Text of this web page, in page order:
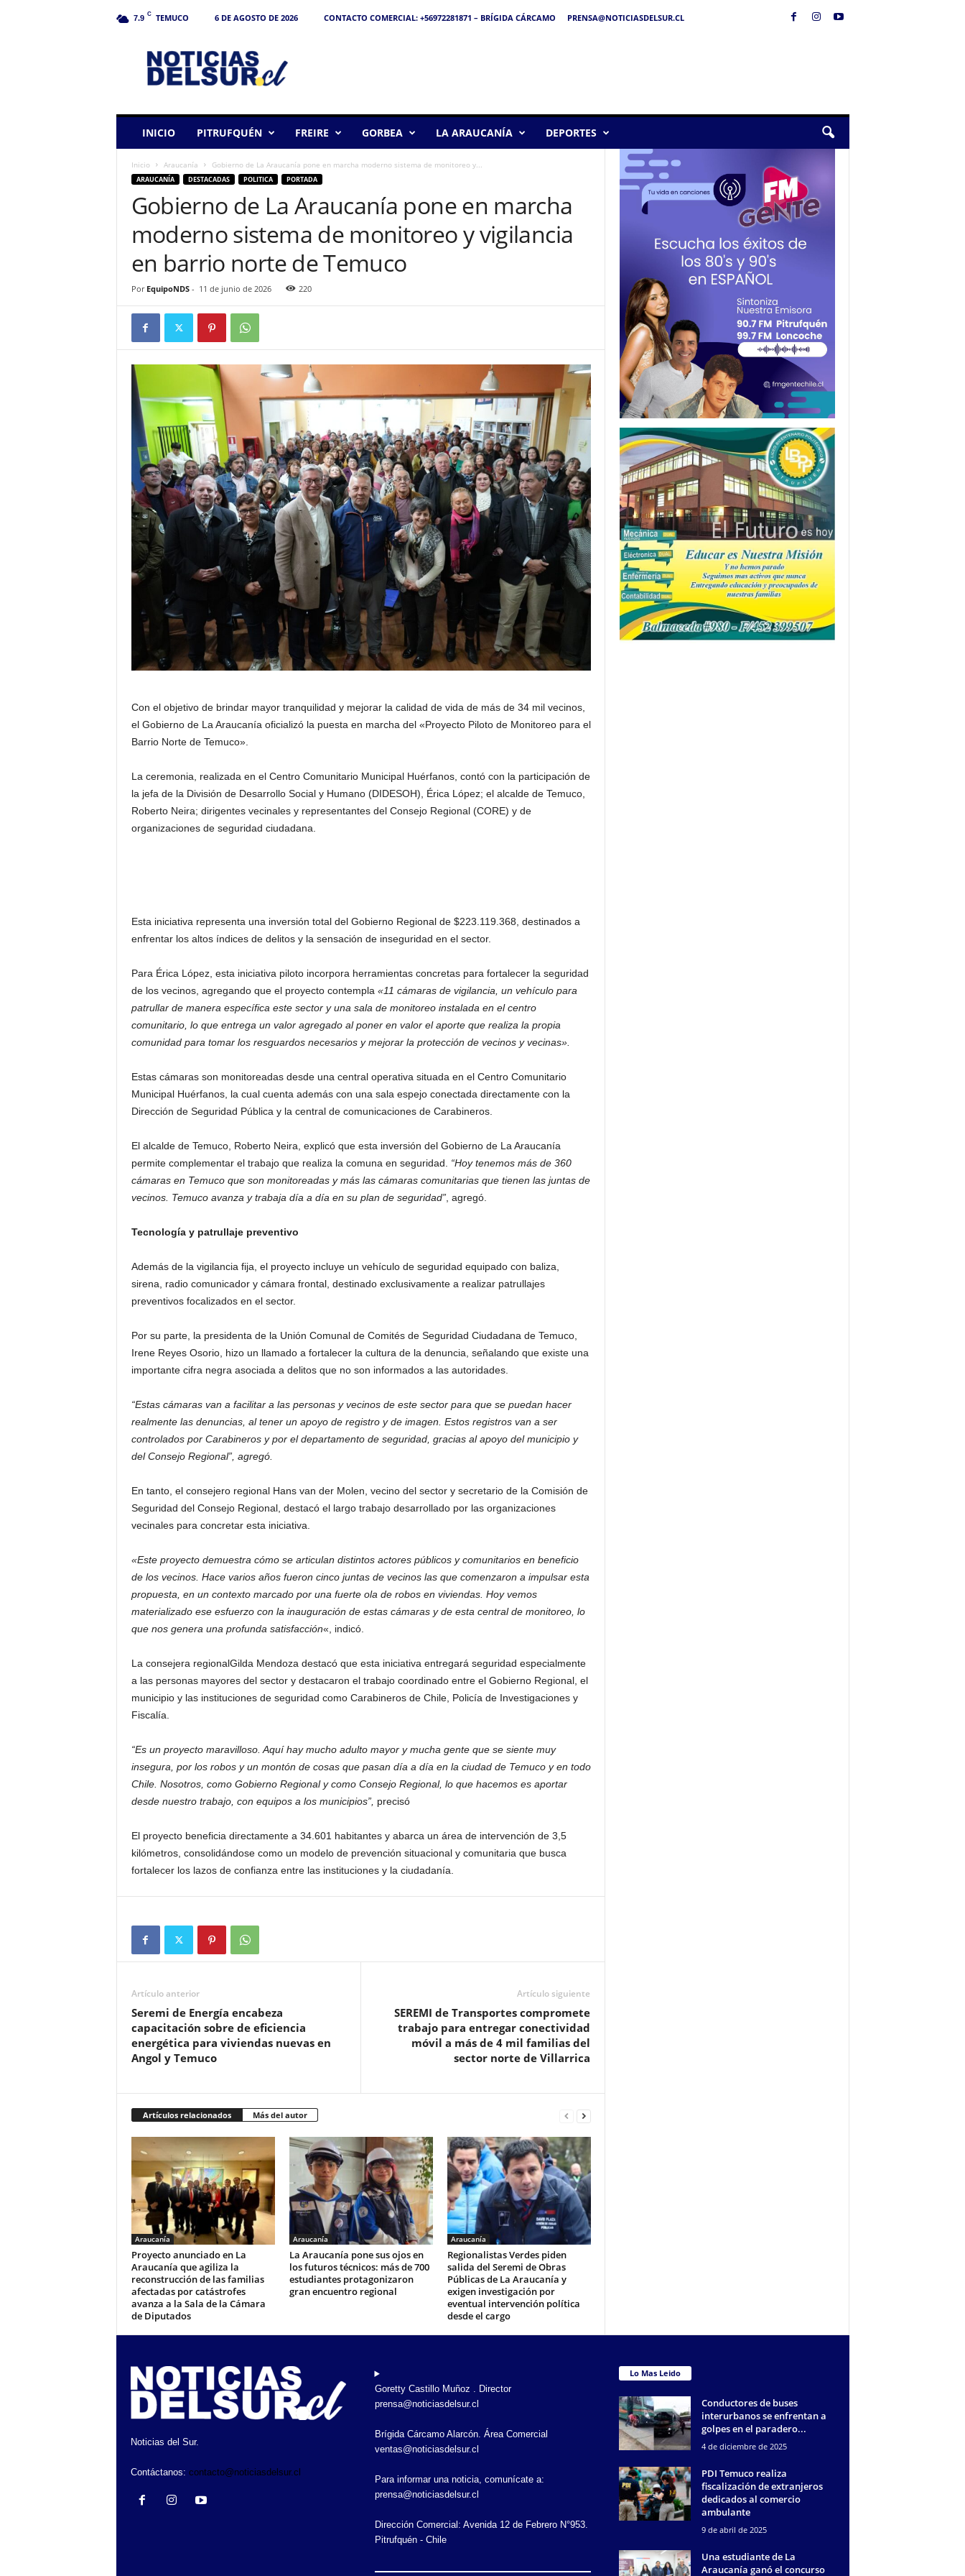
7.9 C TEMUCO 6 DE AGOSTO DE 2026 CONTACTO COMERCIAL: +56972281871 – BRÍGIDA CÁRCAMO
PRENSA@NOTICIASDELSUR.CL
INICIO PITRUFQUÉN FREIRE GORBEA LA ARAUCANÍA DEPORTES
Inicio Araucanía Gobierno de La Araucanía pone en marcha moderno sistema de monitoreo y...
ARAUCANÍA DESTACADAS POLITICA PORTADA
Gobierno de La Araucanía pone en marcha
moderno sistema de monitoreo y vigilancia
en barrio norte de Temuco
Por EquipoNDS- 11 de junio de 2026 220
Con el objetivo de brindar mayor tranquilidad y mejorar la calidad de vida de más de 34 mil vecinos,
el Gobierno de La Araucanía oficializó la puesta en marcha del «Proyecto Piloto de Monitoreo para el
Barrio Norte de Temuco».
La ceremonia, realizada en el Centro Comunitario Municipal Huérfanos, contó con la participación de
la jefa de la División de Desarrollo Social y Humano (DIDESOH), Érica López; el alcalde de Temuco,
Roberto Neira; dirigentes vecinales y representantes del Consejo Regional (CORE) y de
organizaciones de seguridad ciudadana.
Esta iniciativa representa una inversión total del Gobierno Regional de $223.119.368, destinados a
enfrentar los altos índices de delitos y la sensación de inseguridad en el sector.
Para Érica López, esta iniciativa piloto incorpora herramientas concretas para fortalecer la seguridad
de los vecinos, agregando que el proyecto contempla «11 cámaras de vigilancia, un vehículo para
patrullar de manera específica este sector y una sala de monitoreo instalada en el centro
comunitario, lo que entrega un valor agregado al poner en valor el aporte que realiza la propia
comunidad para tomar los resguardos necesarios y mejorar la protección de vecinos y vecinas».
Estas cámaras son monitoreadas desde una central operativa situada en el Centro Comunitario
Municipal Huérfanos, la cual cuenta además con una sala espejo conectada directamente con la
Dirección de Seguridad Pública y la central de comunicaciones de Carabineros.
El alcalde de Temuco, Roberto Neira, explicó que esta inversión del Gobierno de La Araucanía
permite complementar el trabajo que realiza la comuna en seguridad. “Hoy tenemos más de 360
cámaras en Temuco que son monitoreadas y más las cámaras comunitarias que tienen las juntas de
vecinos. Temuco avanza y trabaja día a día en su plan de seguridad”, agregó.
Tecnología y patrullaje preventivo
Además de la vigilancia fija, el proyecto incluye un vehículo de seguridad equipado con baliza,
sirena, radio comunicador y cámara frontal, destinado exclusivamente a realizar patrullajes
preventivos focalizados en el sector.
Por su parte, la presidenta de la Unión Comunal de Comités de Seguridad Ciudadana de Temuco,
Irene Reyes Osorio, hizo un llamado a fortalecer la cultura de la denuncia, señalando que existe una
importante cifra negra asociada a delitos que no son informados a las autoridades.
“Estas cámaras van a facilitar a las personas y vecinos de este sector para que se puedan hacer
realmente las denuncias, al tener un apoyo de registro y de imagen. Estos registros van a ser
controlados por Carabineros y por el departamento de seguridad, gracias al apoyo del municipio y
del Consejo Regional”, agregó.
En tanto, el consejero regional Hans van der Molen, vecino del sector y secretario de la Comisión de
Seguridad del Consejo Regional, destacó el largo trabajo desarrollado por las organizaciones
vecinales para concretar esta iniciativa.
«Este proyecto demuestra cómo se articulan distintos actores públicos y comunitarios en beneficio
de los vecinos. Hace varios años fueron cinco juntas de vecinos las que comenzaron a impulsar esta
propuesta, en un contexto marcado por una fuerte ola de robos en viviendas. Hoy vemos
materializado ese esfuerzo con la inauguración de estas cámaras y de esta central de monitoreo, lo
que nos genera una profunda satisfacción«, indicó.
La consejera regionalGilda Mendoza destacó que esta iniciativa entregará seguridad especialmente
a las personas mayores del sector y destacaron el trabajo coordinado entre el Gobierno Regional, el
municipio y las instituciones de seguridad como Carabineros de Chile, Policía de Investigaciones y
Fiscalía.
“Es un proyecto maravilloso. Aquí hay mucho adulto mayor y mucha gente que se siente muy
insegura, por los robos y un montón de cosas que pasan día a día en la ciudad de Temuco y en todo
Chile. Nosotros, como Gobierno Regional y como Consejo Regional, lo que hacemos es aportar
desde nuestro trabajo, con equipos a los municipios”, precisó
El proyecto beneficia directamente a 34.601 habitantes y abarca un área de intervención de 3,5
kilómetros, consolidándose como un modelo de prevención situacional y comunitaria que busca
fortalecer los lazos de confianza entre las instituciones y la ciudadanía.
Artículo anterior
Seremi de Energía encabeza
capacitación sobre de eficiencia
energética para viviendas nuevas en
Angol y Temuco
Artículo siguiente
SEREMI de Transportes compromete
trabajo para entregar conectividad
móvil a más de 4 mil familias del
sector norte de Villarrica
Artículos relacionados Más del autor
Araucanía
Proyecto anunciado en La
Araucanía que agiliza la
reconstrucción de las familias
afectadas por catástrofes
avanza a la Sala de la Cámara
de Diputados
Araucanía
La Araucanía pone sus ojos en
los futuros técnicos: más de 700
estudiantes protagonizaron
gran encuentro regional
Araucanía
Regionalistas Verdes piden
salida del Seremi de Obras
Públicas de La Araucanía y
exigen investigación por
eventual intervención política
desde el cargo
Noticias del Sur.
Contáctanos: contacto@noticiasdelsur.cl
Goretty Castillo Muñoz . Director
prensa@noticiasdelsur.cl
Brígida Cárcamo Alarcón. Área Comercial
ventas@noticiasdelsur.cl
Para informar una noticia, comunícate a:
prensa@noticiasdelsur.cl
Dirección Comercial: Avenida 12 de Febrero N°953.
Pitrufquén - Chile
Lo Mas Leido
Conductores de buses
interurbanos se enfrentan a
golpes en el paradero...
4 de diciembre de 2025
PDI Temuco realiza
fiscalización de extranjeros
dedicados al comercio
ambulante
9 de abril de 2025
Una estudiante de La
Araucanía ganó el concurso